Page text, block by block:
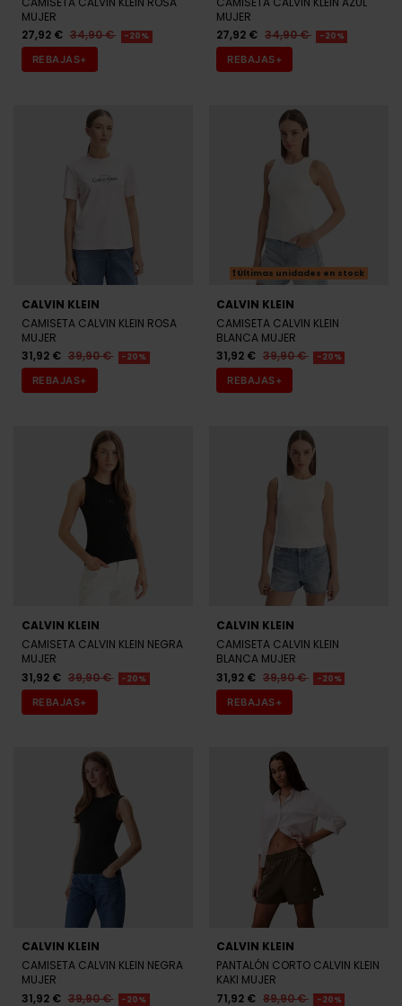
MUJER
27,92 € 34,90 € -20%
REBAJAS+
MUJER
27,92 € 34,90 € -20%
REBAJAS+
CALVIN KLEIN
CAMISETA CALVIN KLEIN ROSA
MUJER
31,92 € 39,90 € -20%
REBAJAS+
Últimas unidades en stock
CALVIN KLEIN
CAMISETA CALVIN KLEIN
BLANCA MUJER
31,92 € 39,90 € -20%
REBAJAS+
CALVIN KLEIN
CAMISETA CALVIN KLEIN NEGRA
MUJER
31,92 € 39,90 € -20%
REBAJAS+
CALVIN KLEIN
CAMISETA CALVIN KLEIN
BLANCA MUJER
31,92 € 39,90 € -20%
REBAJAS+
CALVIN KLEIN
CAMISETA CALVIN KLEIN NEGRA
MUJER
31,92 € 39,90 € -20%
CALVIN KLEIN
PANTALÓN CORTO CALVIN KLEIN
KAKI MUJER
71,92 € 89,90 € -20%